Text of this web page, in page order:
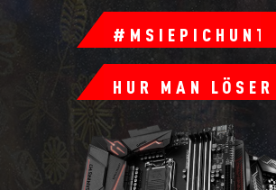
#MSIEPICHUNT
HUR MAN